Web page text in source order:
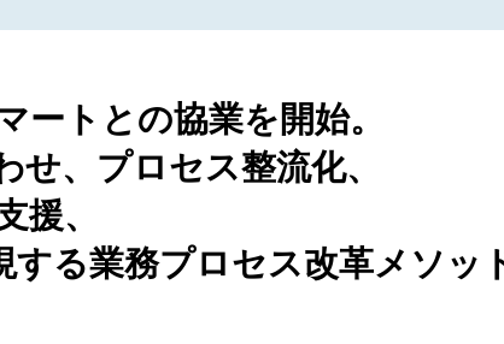
ートとの協業を開始。
、プロセス整流化、
援、
る業務プロセス改革メソッ